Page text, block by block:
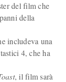
del film che
della
includeva una
4, che ha
, il film sarà